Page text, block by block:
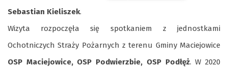
Sebastian Kieliszek.
Wizyta rozpoczęła się spotkaniem z jednostkami
Ochotniczych Straży Pożarnych z terenu Gminy Maciejowice
OSP Maciejowice, OSP Podwierzbie, OSP Podłęż. W 2020